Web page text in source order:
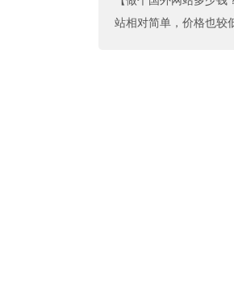
站相对简单，价格也较